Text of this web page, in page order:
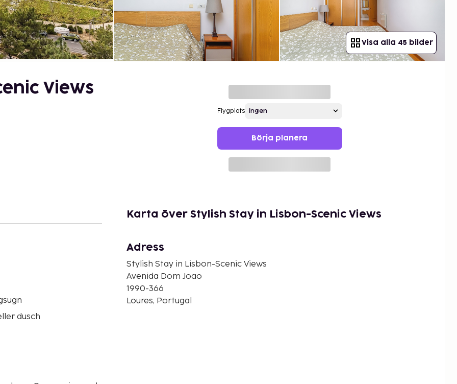
Visa alla 45 bilder
Views
Flygplats
Börja planera
dusch
Karta över Stylish Stay in Lisbon-Scenic Views
Adress
Stylish Stay in Lisbon-Scenic Views
Avenida Dom Joao
1990-366
Loures, Portugal